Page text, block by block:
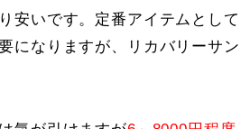
安いです。定番アイテムとして
になりますが、リカバリーサン